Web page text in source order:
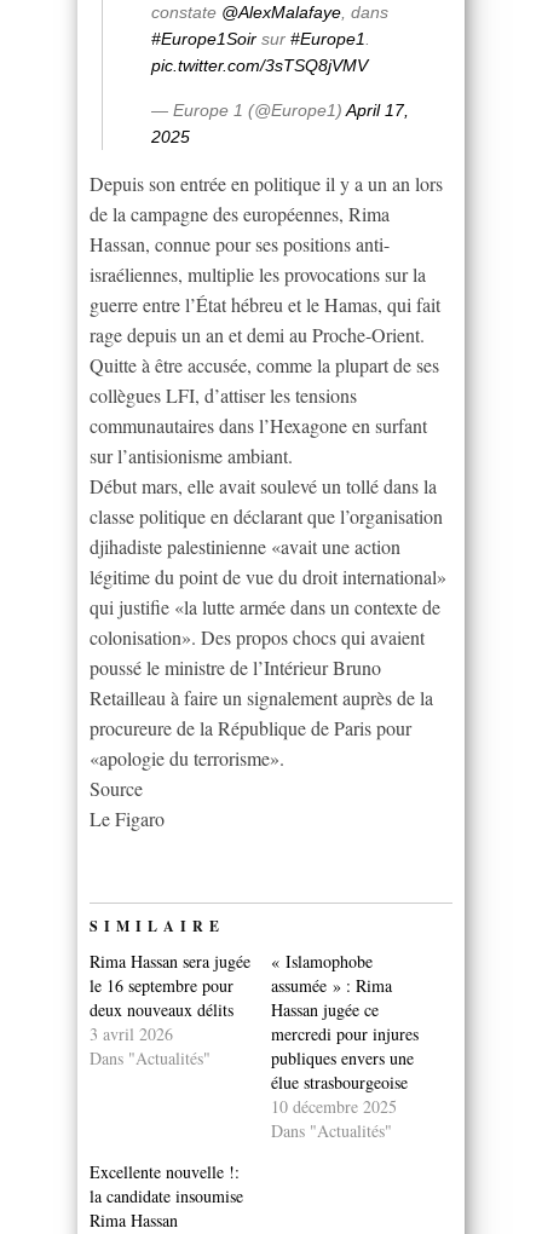
constate @AlexMalafaye , dans
#Europe1Soir sur #Europe1
pic.twitter.com/3sTSQ8jVMV
— Europe 1 (@Europe1) April 17,
2025
Depuis son entrée en politique il y a un an lors
de la campagne des européennes, Rima
Hassan, connue pour ses positions anti-
israéliennes, multiplie les provocations sur la
guerre entre l’État hébreu et le Hamas, qui fait
rage depuis un an et demi au Proche-Orient.
Quitte à être accusée, comme la plupart de ses
collègues LFI, d’attiser les tensions
communautaires dans l’Hexagone en surfant
sur l’antisionisme ambiant.
Début mars, elle avait soulevé un tollé dans la
classe politique en déclarant que l’organisation
djihadiste palestinienne «avait une action
légitime du point de vue du droit international»
qui justifie «la lutte armée dans un contexte de
colonisation». Des propos chocs qui avaient
poussé le ministre de l’Intérieur Bruno
Retailleau à faire un signalement auprès de la
procureure de la République de Paris pour
«apologie du terrorisme».
Source
Le Figaro
SIMILAIRE
Rima Hassan sera jugée
le 16 septembre pour
deux nouveaux délits
3 avril 2026
Dans "Actualités"
« Islamophobe
assumée » : Rima
Hassan jugée ce
mercredi pour injures
publiques envers une
élue strasbourgeoise
10 décembre 2025
Dans "Actualités"
Excellente nouvelle !:
la candidate insoumise
Rima Hassan